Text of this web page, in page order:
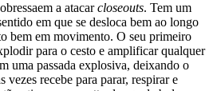
a atacarcloseouts. Tem um
em que se desloca bem ao longo
bem em movimento. O seu primeiro
para o cesto e amplificar qualquer
uma passada explosiva, deixando o
vezes recebe para parar, respirar e